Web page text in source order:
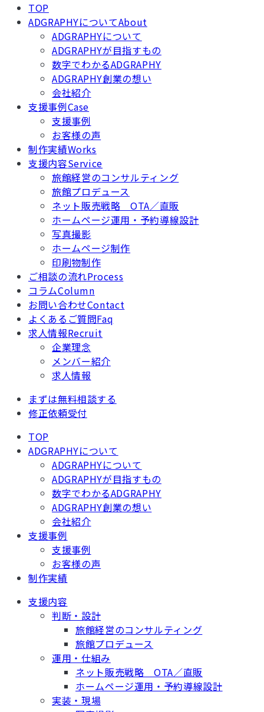
TOP
ADGRAPHYについてAbout
ADGRAPHYについて
ADGRAPHYが目指すもの
数字でわかるADGRAPHY
ADGRAPHY創業の想い
会社紹介
支援事例Case
支援事例
お客様の声
制作実績Works
支援内容Service
旅館経営のコンサルティング
旅館プロデュース
ネット販売戦略 OTA／直販
ホームページ運用・予約導線設計
写真撮影
ホームページ制作
印刷物制作
ご相談の流れProcess
コラムColumn
お問い合わせContact
よくあるご質問Faq
求人情報Recruit
企業理念
メンバー紹介
求人情報
まずは無料相談する
修正依頼受付
TOP
ADGRAPHYについて
ADGRAPHYについて
ADGRAPHYが目指すもの
数字でわかるADGRAPHY
ADGRAPHY創業の想い
会社紹介
支援事例
支援事例
お客様の声
制作実績
支援内容
判断・設計
旅館経営のコンサルティング
旅館プロデュース
運用・仕組み
ネット販売戦略 OTA／直販
ホームページ運用・予約導線設計
実装・現場